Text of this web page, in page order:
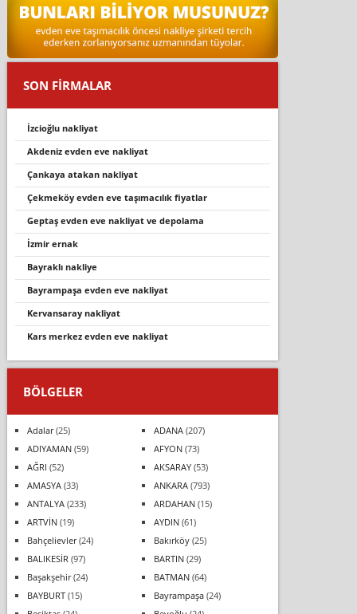
SON FİRMALAR
i̇zci̇oğlu nakli̇yat
akdeniz evden eve nakliyat
çankaya atakan nakliyat
çekmeköy evden eve taşımacılık fiyatlar
geptaş evden eve nakli̇yat ve depolama
i̇zmir ernak
bayrakli nakli̇ye
bayrampaşa evden eve nakli̇yat
kervansaray nakli̇yat
kars merkez evden eve nakliyat
BÖLGELER
Adalar(25) ADANA(207)
ADIYAMAN(59) AFYON(73)
AĞRI (52) AKSARAY(53)
AMASYA(33) ANKARA(793)
ANTALYA(233) ARDAHAN(15)
ARTVİN(19) AYDIN(61)
Bahçelievler(24) Bakırköy(25)
BALIKESİR (97) BARTIN(29)
Başakşehir(24) BATMAN(64)
BAYBURT(15) Bayrampaşa(24)